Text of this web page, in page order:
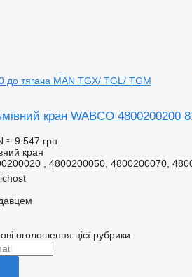
до тягача MAN TGX/ TGL/ TGM
кран WABCO 4800200200
≈ 9 547 грн
кран
, 4800200050, 4800200070,
оголошення цієї рубрики